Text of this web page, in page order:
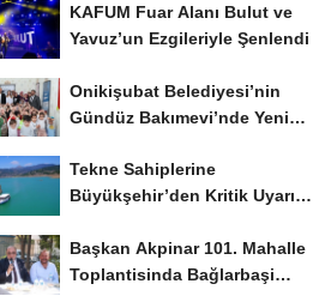
KAFUM Fuar Alanı Bulut ve
Yavuz’un Ezgileriyle Şenlendi
Onikişubat Belediyesi’nin
Gündüz Bakımevi’nde Yeni
Tekne Sahiplerine
Büyükşehir’den Kritik Uyarı;
Başkan Akpinar 101. Mahalle
Toplantisinda Bağlarbaşi